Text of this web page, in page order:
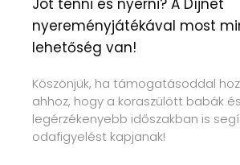
Jót tenni és nyerni? A Díjnet
nyereményjátékával most
lehetőség van!
Köszönjük, ha támogatásoddal
ahhoz, hogy a koraszülött babák
legérzékenyebb időszakban is
odafigyelést kapjanak!